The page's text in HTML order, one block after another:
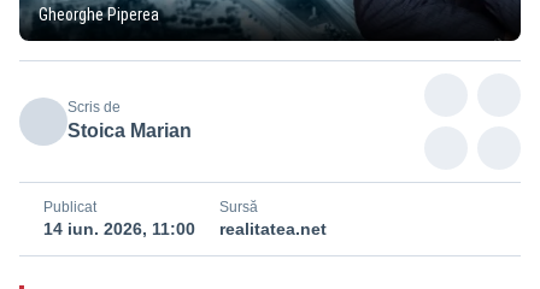
Gheorghe Piperea
Scris de
Stoica Marian
Publicat
14 iun. 2026, 11:00
Sursă
realitatea.net